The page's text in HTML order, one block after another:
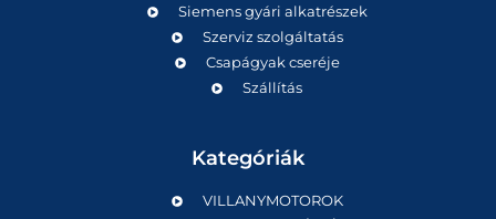
Siemens gyári alkatrészek
Szerviz szolgáltatás
Csapágyak cseréje
Szállítás
Kategóriák
VILLANYMOTOROK